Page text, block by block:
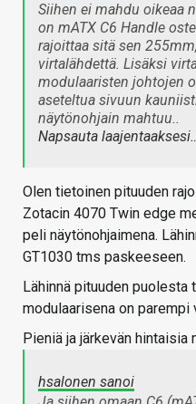
Siihen ei mahdu oikeaa
on mATX C6 Handle
rajoittaa sitä sen
virtalähdettä. Lisäksi
modulaaristen johtojen
aseteltua sivuun
näytönohjain mahtuu..
Napsauta
Olen tietoinen pituuden
Zotacin 4070 Twin edge
peli näytönohjaimena.
GT1030 tms paskeeseen.
Lähinnä pituuden puolesta
modulaarisena on parempi
Pieniä ja järkevän hintaisia
hsalonen sanoi